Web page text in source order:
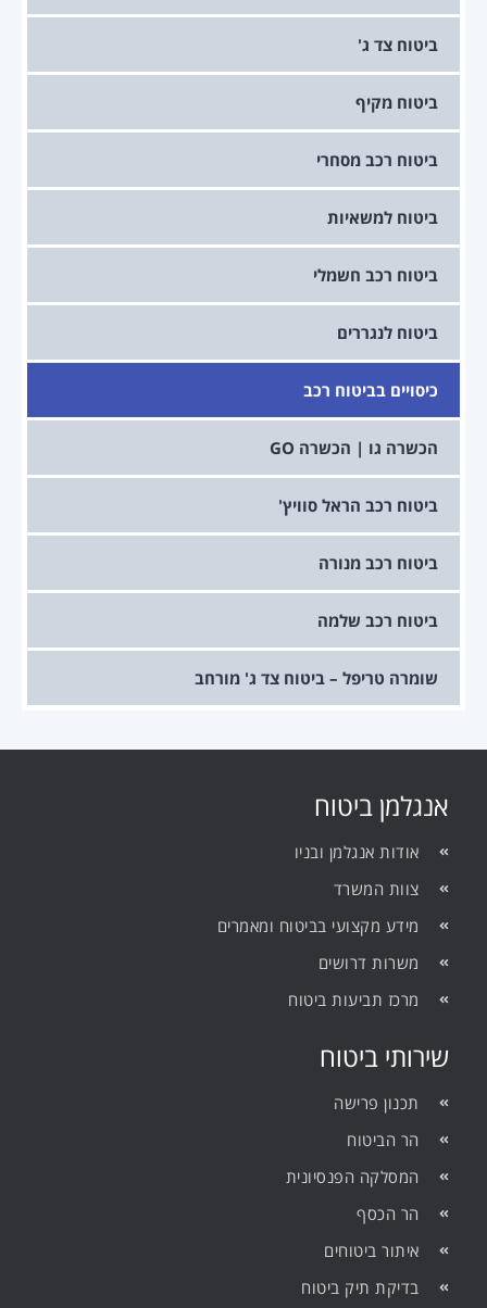
ביטוח צד ג'
ביטוח מקיף
ביטוח רכב מסחרי
ביטוח למשאיות
ביטוח רכב חשמלי
ביטוח לנגררים
כיסויים בביטוח רכב
הכשרה גו | הכשרה GO
ביטוח רכב הראל סוויץ'
ביטוח רכב מנורה
ביטוח רכב שלמה
שומרה טריפל – ביטוח צד ג' מורחב
אנגלמן ביטוח
אודות אנגלמן ובניו
צוות המשרד
מידע מקצועי בביטוח ומאמרים
משרות דרושים
מרכז תביעות ביטוח
שירותי ביטוח
תכנון פרישה
הר הביטוח
המסלקה הפנסיונית
הר הכסף
איתור ביטוחים
בדיקת תיק ביטוח